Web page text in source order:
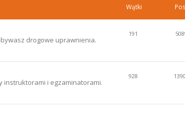
Wątki
drogowe uprawnienia.
191
instruktorami i egzaminatorami.
928